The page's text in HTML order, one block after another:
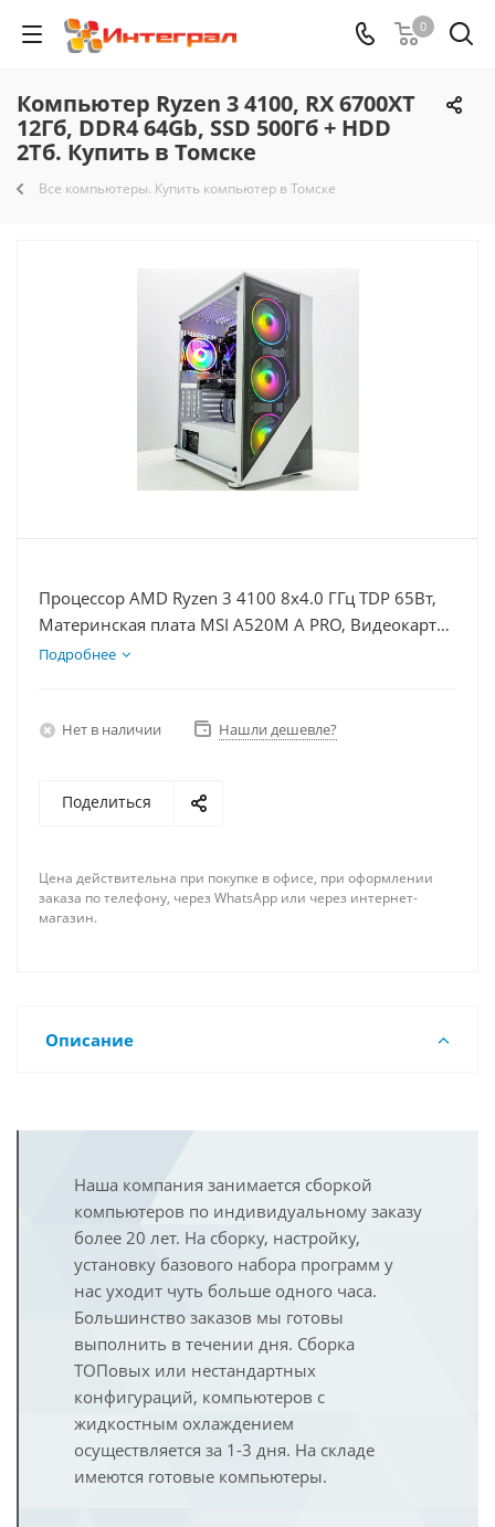
0
Компьютер Ryzen 3 4100, RX 6700XT
12Гб, DDR4 64Gb, SSD 500Гб + HDD
2Тб. Купить в Томске
Все компьютеры. Купить компьютер в Томске
Процессор AMD Ryzen 3 4100 8x4.0 ГГц TDP 65Вт,
Материнская плата MSI A520M A PRO, Видеокарта
RX 6700XT 12Гб, Память DDR4 64Gb, Диски
Подробнее
Нет в наличии Нашли дешевле?
Поделиться
Цена действительна при покупке в офисе, при оформлении
заказа по телефону, через WhatsApp или через интернет-
магазин.
Описание
Наша компания занимается сборкой
компьютеров по индивидуальному заказу
более 20 лет. На сборку, настройку,
установку базового набора программ у
нас уходит чуть больше одного часа.
Большинство заказов мы готовы
выполнить в течении дня. Сборка
ТОПовых или нестандартных
конфигураций, компьютеров с
жидкостным охлаждением
осуществляется за 1-3 дня. На складе
имеются готовые компьютеры.